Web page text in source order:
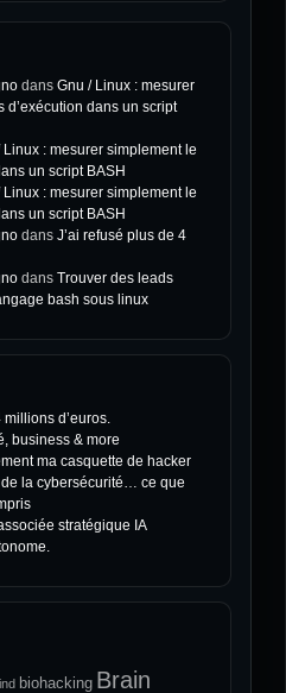
dans Gnu / Linux : mesurer
d’exécution dans un script
Linux : mesurer simplement le
un script BASH
Linux : mesurer simplement le
un script BASH
dans J’ai refusé plus de 4
dans Trouver des leads
bash sous linux
millions d’euros.
business & more
ma casquette de hacker
de la cybersécurité… ce que
stratégique IA
biohacking Brain